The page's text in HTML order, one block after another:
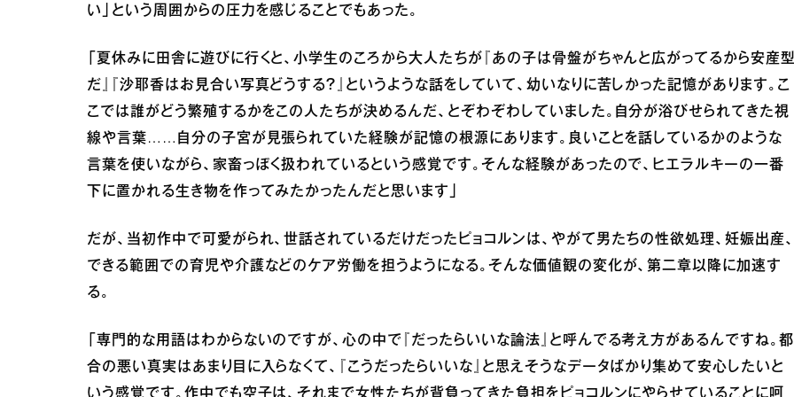
い」という周囲からの圧力を感じることでもあった。
「夏休みに田舎に遊びに行くと、小学生のころから大人たちが『あの子は骨盤がちゃんと広がってるから安産型
だ』『沙耶香はお見合い写真どうする？』というような話をしていて、幼いなりに苦しかった記憶があります。こ
こでは誰がどう繁殖するかをこの人たちが決めるんだ、とぞわぞわしていました。自分が浴びせられてきた視
線や言葉……自分の子宮が見張られていた経験が記憶の根源にあります。良いことを話しているかのような
言葉を使いながら、家畜っぽく扱われているという感覚です。そんな経験があったので、ヒエラルキーの一番
下に置かれる生き物を作ってみたかったんだと思います」
だが、当初作中で可愛がられ、世話されているだけだったピョコルンは、やがて男たちの性欲処理、妊娠出産、
できる範囲での育児や介護などのケア労働を担うようになる。そんな価値観の変化が、第二章以降に加速す
る。
「専門的な用語はわからないのですが、心の中で『だったらいいな論法』と呼んでる考え方があるんですね。都
合の悪い真実はあまり目に入らなくて、『こうだったらいいな』と思えそうなデータばかり集めて安心したいと
いう感覚です。作中でも空子は、それまで女性たちが背負ってきた負担をピョコルンにやらせていることに呵